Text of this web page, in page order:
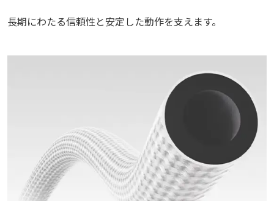
長期にわたる信頼性と安定した動作を支えます。